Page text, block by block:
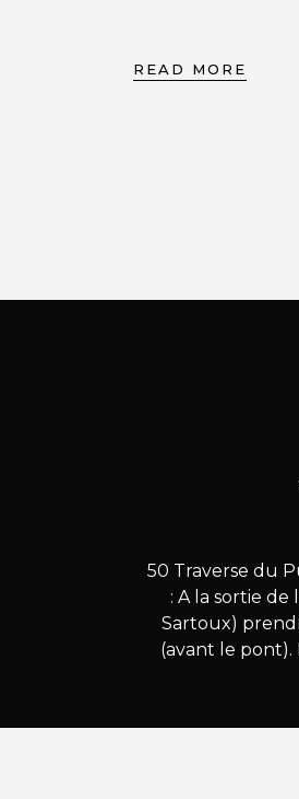
READ MORE
50 Traverse du
: A la sortie de
Sartoux)
(avant le